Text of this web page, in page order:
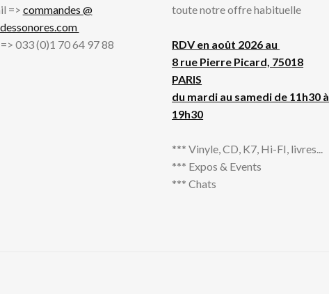
=> commandes @
033 (0)1 70 64 97 88
toute notre offre habituelle
RDV en août 2026 au
8 rue Pierre Picard, 75018
PARIS
du mardi au samedi de 11h30 à
19h30
*** Vinyle, CD, K7, Hi-FI, livres...
*** Expos & Events
*** Chats